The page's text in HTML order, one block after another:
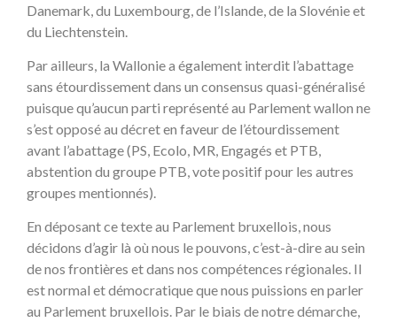
Danemark, du Luxembourg, de l’Islande, de la Slovénie et
du Liechtenstein.
Par ailleurs, la Wallonie a également interdit l’abattage
sans étourdissement dans un consensus quasi-généralisé
puisque qu’aucun parti représenté au Parlement wallon ne
s’est opposé au décret en faveur de l’étourdissement
avant l’abattage (PS, Ecolo, MR, Engagés et PTB,
abstention du groupe PTB, vote positif pour les autres
groupes mentionnés).
En déposant ce texte au Parlement bruxellois, nous
décidons d’agir là où nous le pouvons, c’est-à-dire au sein
de nos frontières et dans nos compétences régionales. Il
est normal et démocratique que nous puissions en parler
au Parlement bruxellois. Par le biais de notre démarche,